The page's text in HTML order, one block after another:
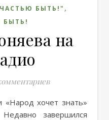
БЫТЬ!" ,
БЫТЬ!
на
завершился